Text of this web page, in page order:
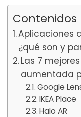
Contenidos
Aplicaciones
¿qué son y
Las 7
aumentada
Google
IKEA Place
Halo AR